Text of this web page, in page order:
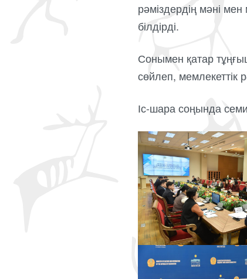
рәміздердің мәні
білдірді.
Сонымен қатар
сөйлеп, мемлекеттік
Іс-шара соңында